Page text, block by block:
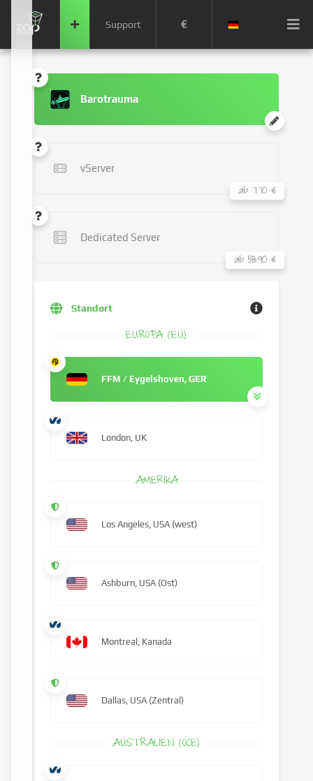
Support €
Barotrauma
vServer
ab 7.70 €
Dedicated Server
ab 58.90 €
Standort
EUROPA (EU)
FFM / Eygelshoven, GER
London, UK
AMERIKA
Los Angeles, USA (west)
Ashburn, USA (Ost)
Montreal, Kanada
Dallas, USA (Zentral)
AUSTRALIEN (OCE)